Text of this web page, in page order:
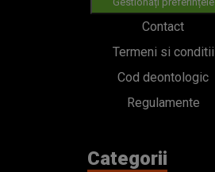
Contact
Termeni si conditii
Cod deontologic
Regulamente
Categorii